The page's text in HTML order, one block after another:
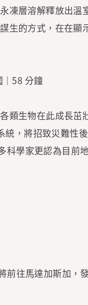
凍層溶解釋放出溫
生的方式，在在顯
58 分鐘
類生物在此成長茁
，將招致災難性
學家更認為目前
往馬達加斯加，